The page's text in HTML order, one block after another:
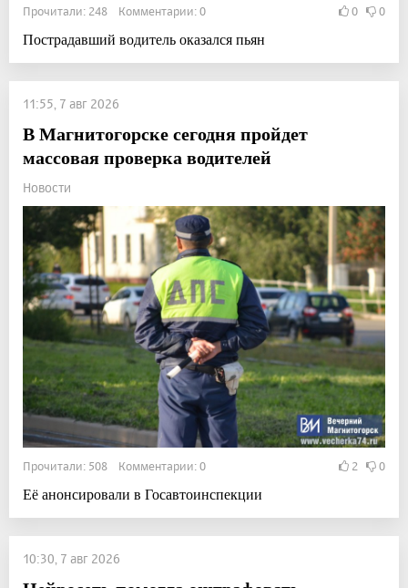
Прочитали: 248 Комментарии: 0 0 0
Пострадавший водитель оказался пьян
11:55, 7 авг 2026
В Магнитогорске сегодня пройдет
массовая проверка водителей
Новости
Прочитали: 508 Комментарии: 0 2 0
Её анонсировали в Госавтоинспекции
10:30, 7 авг 2026